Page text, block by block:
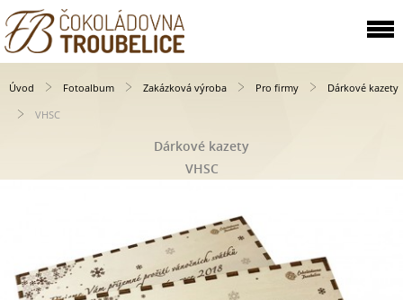
Úvod Fotoalbum Zakázková výroba Pro firmy
Dárkové kazety
VHSC
Dárkové kazety
VHSC